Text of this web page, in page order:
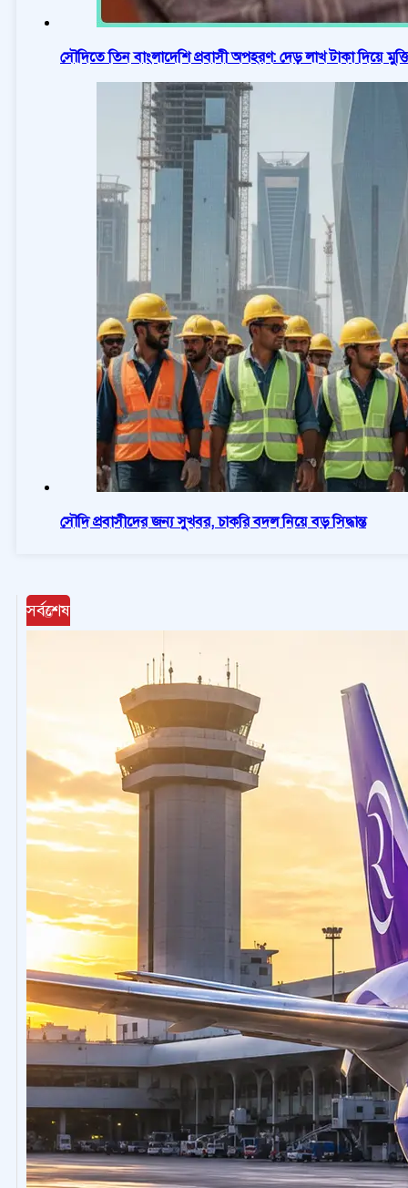
সৌদিতে তিন বাংলাদেশি প্রবাসী অপহরণ: দেড় লাখ টাকা দিয়ে
সৌদি প্রবাসীদের জন্য সুখবর, চাকরি বদল নিয়ে বড় সিদ্ধান্ত
সর্বশেষ